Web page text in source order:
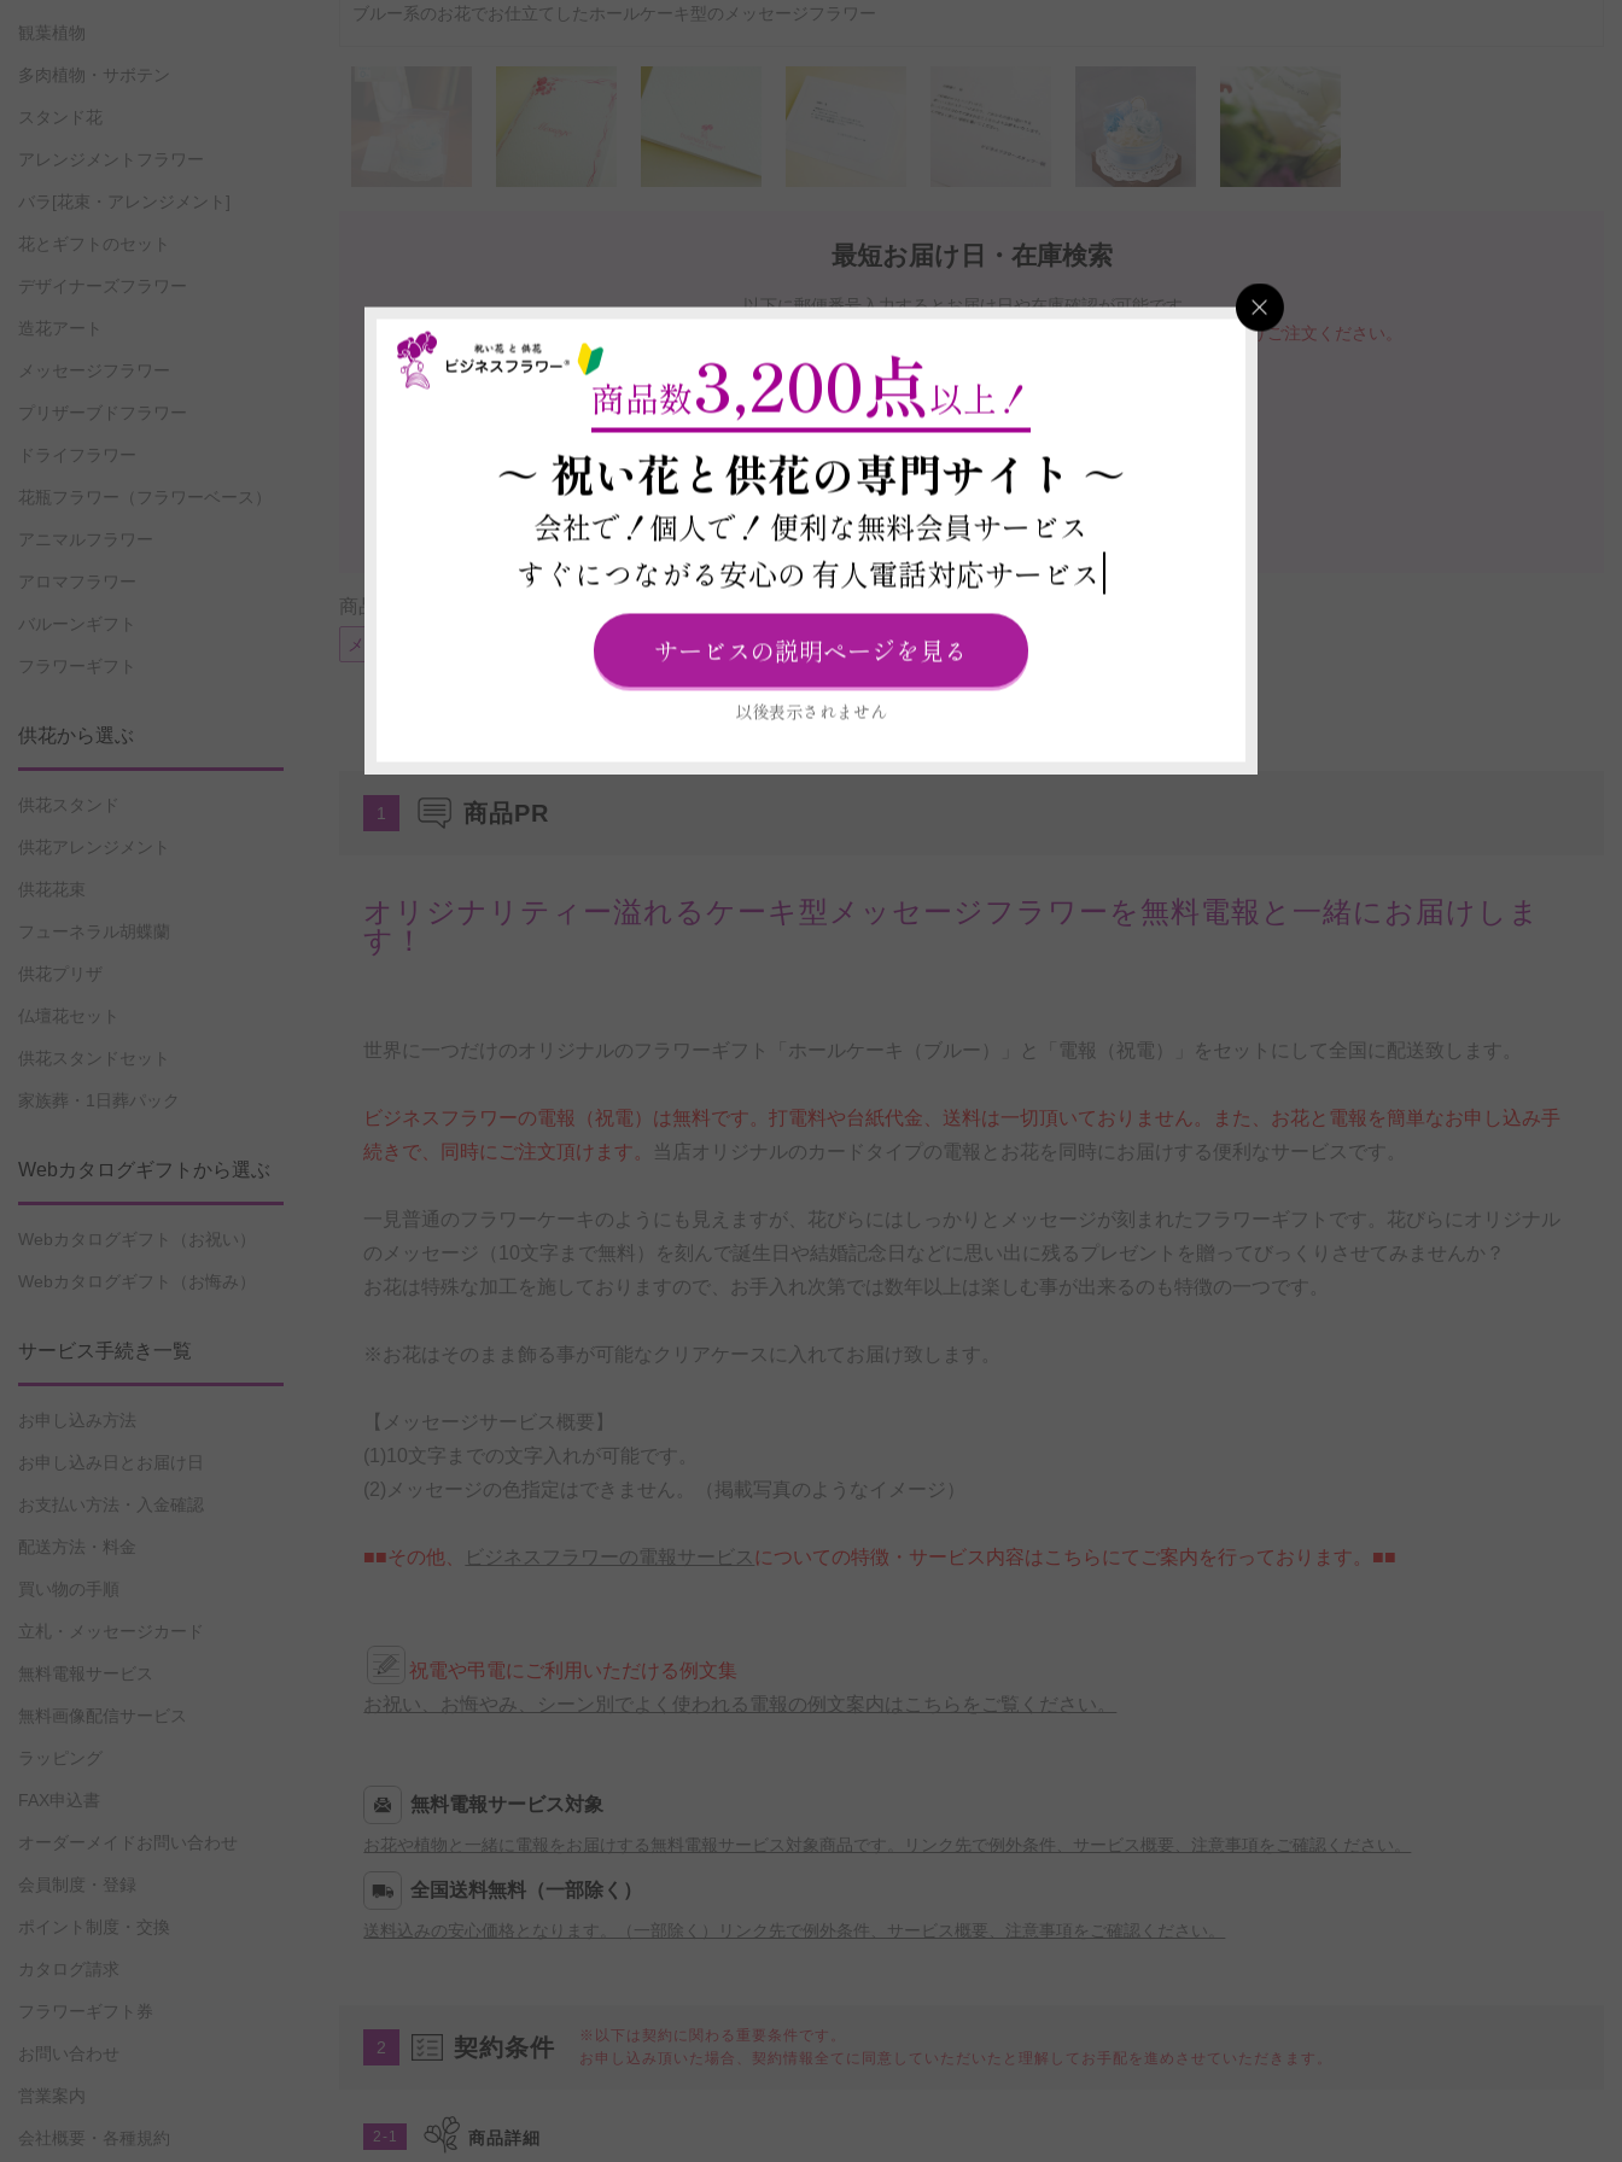
最短お届け日・在庫検索
以下に郵便番号入力するとお届け日や在庫確認が可能です。
本ページ下部の「この商品を購入する」ボタンよりご注文ください。
※最短お届け日以降であれば、お届け日をご指定いただけます。
お届け日と在庫検索についての案内動画
この商品の在庫・お届け日を確認する
商品に付帯可能なサービス
メッセージカード
ブルー系のお花でお仕立てしたホールケーキ型のメッセージフラワー
1 商品PR
オリジナリティー溢れるケーキ型メッセージフラワーを無料電報と一緒にお届けしま
す！
世界に一つだけのオリジナルのフラワーギフト「ホールケーキ（ブルー）」と「電報（祝電）」をセットにして全国に配送致します。
ビジネスフラワーの電報（祝電）は無料です。打電料や台紙代金、送料は一切頂いておりません。また、お花と電報を簡単なお申し込み手
続きで、同時にご注文頂けます。 当店オリジナルのカードタイプの電報とお花を同時にお届けする便利なサービスです。
一見普通のフラワーケーキのようにも見えますが、花びらにはしっかりとメッセージが刻まれたフラワーギフトです。花びらにオリジナル
のメッセージ（10文字まで無料）を刻んで誕生日や結婚記念日などに思い出に残るプレゼントを贈ってびっくりさせてみませんか？
お花は特殊な加工を施しておりますので、お手入れ次第では数年以上は楽しむ事が出来るのも特徴の一つです。
※お花はそのまま飾る事が可能なクリアケースに入れてお届け致します。
【メッセージサービス概要】
(1)10文字までの文字入れが可能です。
(2)メッセージの色指定はできません。（掲載写真のようなイメージ）
■■その他、 ビジネスフラワーの電報サービス についての特徴・サービス内容はこちらにてご案内を行っております。■■
祝電や弔電にご利用いただける例文集
お祝い、お悔やみ、シーン別でよく使われる電報の例文案内はこちらをご覧ください。
無料電報サービス対象
お花や植物と一緒に電報をお届けする無料電報サービス対象商品です。リンク先で例外条件、サービス概要、注意事項をご確認ください。
全国送料無料（一部除く）
送料込みの安心価格となります。（一部除く）リンク先で例外条件、サービス概要、注意事項をご確認ください。
2 契約条件
※以下は契約に関わる重要条件です。
お申し込み頂いた場合、契約情報全てに同意していただいたと理解してお手配を進めさせていただきます。
2-1 商品詳細
観葉植物
多肉植物・サボテン
スタンド花
アレンジメントフラワー
バラ[花束・アレンジメント]
花とギフトのセット
デザイナーズフラワー
造花アート
メッセージフラワー
プリザーブドフラワー
ドライフラワー
花瓶フラワー （フラワーベース）
アニマルフラワー
アロマフラワー
バルーンギフト
フラワーギフト
供花から選ぶ
供花スタンド
供花アレンジメント
供花花束
フューネラル胡蝶蘭
供花プリザ
仏壇花セット
供花スタンドセット
家族葬・1日葬パック
Webカタログギフトから選ぶ
Webカタログギフト（お祝い）
Webカタログギフト（お悔み）
サービス手続き一覧
お申し込み方法
お申し込み日とお届け日
お支払い方法・入金確認
配送方法・料金
買い物の手順
立札・メッセージカード
無料電報サービス
無料画像配信サービス
ラッピング
FAX申込書
オーダーメイドお問い合わせ
会員制度・登録
ポイント制度・交換
カタログ請求
フラワーギフト券
お問い合わせ
営業案内
会社概要・各種規約
商品数3,200点以上！
～ 祝い花と供花の専門サイト ～
会社で！個人で！ 便利な無料会員サービス
すぐにつながる安心の 有人電話対応サービス
サービスの説明ページを見る
以後表示されません